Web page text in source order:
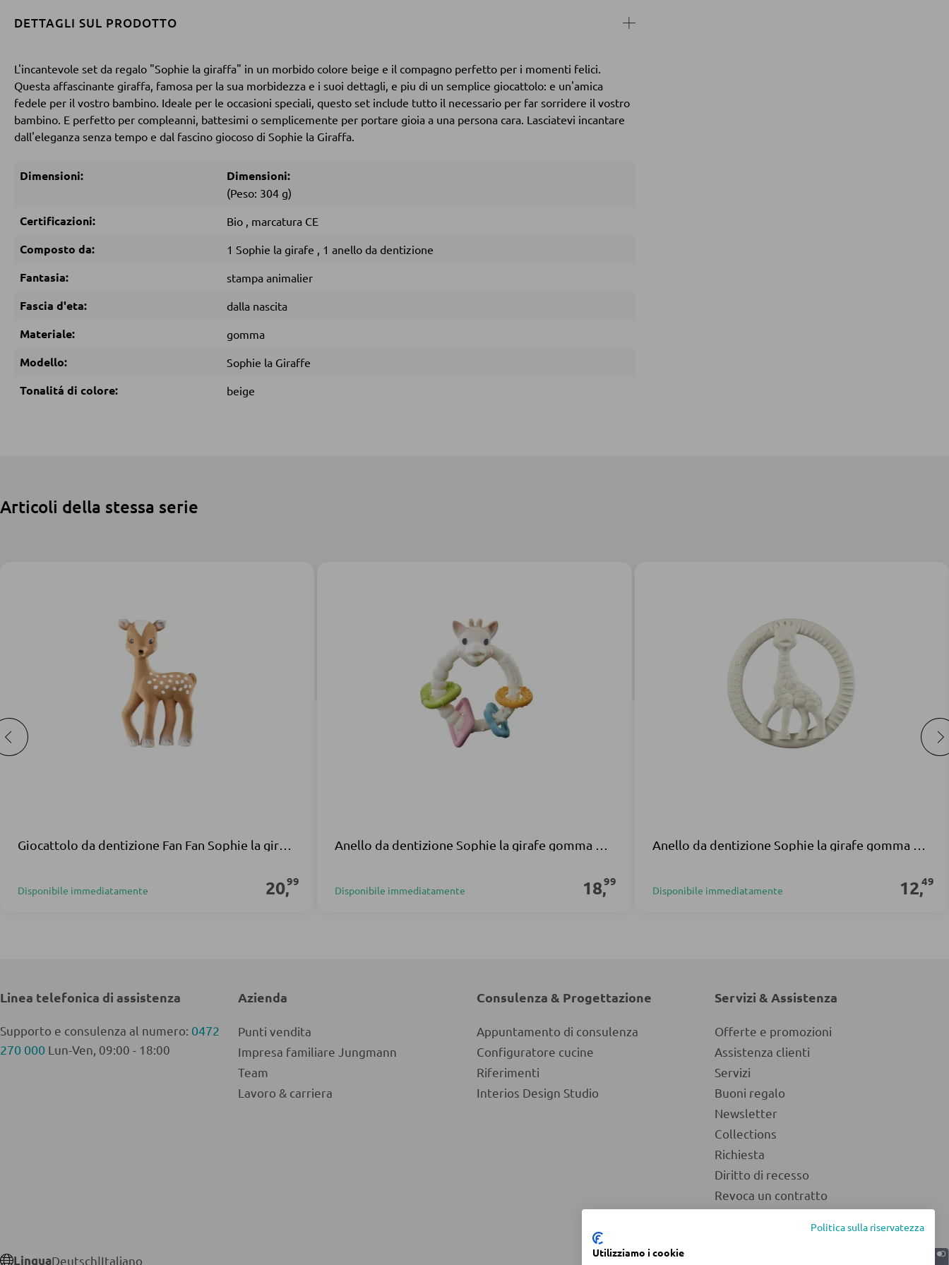
DETTAGLI SUL PRODOTTO
L'incantevole set da regalo "Sophie la giraffa" in un morbido colore beige e il compagno perfetto per i momenti felici.
Questa affascinante giraffa, famosa per la sua morbidezza e i suoi dettagli, e piu di un semplice giocattolo: e un'amica
fedele per il vostro bambino. Ideale per le occasioni speciali, questo set include tutto il necessario per far sorridere il vostro
bambino. E perfetto per compleanni, battesimi o semplicemente per portare gioia a una persona cara. Lasciatevi incantare
dall'eleganza senza tempo e dal fascino giocoso di Sophie la Giraffa.
Dimensioni: Dimensioni:
(Peso: 304 g)
Certificazioni: Bio , marcatura CE
Composto da: 1 Sophie la girafe , 1 anello da dentizione
Fantasia: stampa animalier
Fascia d'eta: dalla nascita
Materiale: gomma
Modello: Sophie la Giraffe
Tonalitá di colore: beige
Articoli della stessa serie
Disponibile immediatamente 20,99
Disponibile immediatamente 18,99
Disponibile immediatamente 12,49
Linea telefonica di assistenza
Supporto e consulenza al numero: 0472
270 000 Lun-Ven, 09:00 - 18:00
Azienda
Punti vendita
Impresa familiare Jungmann
Team
Lavoro & carriera
Consulenza & Progettazione
Appuntamento di consulenza
Configuratore cucine
Riferimenti
Interios Design Studio
Servizi & Assistenza
Offerte e promozioni
Assistenza clienti
Servizi
Buoni regalo
Newsletter
Collections
Richiesta
Diritto di recesso
Revoca un contratto
LinguaDeutsch|Italiano
Politica sulla riservatezza
Utilizziamo i cookie